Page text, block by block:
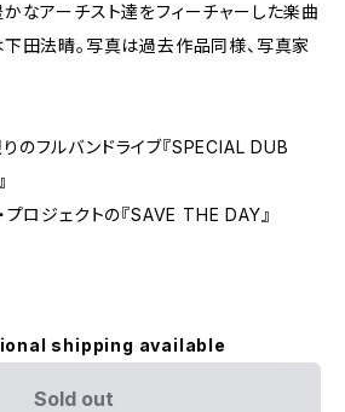
なアーチスト達をフィーチャーした楽曲
下田法晴。写真は過去作品同様、写真家
のフルバンドライブ『SPECIAL DUB
プロジェクトの『SAVE THE DAY』
shipping available
Sold out